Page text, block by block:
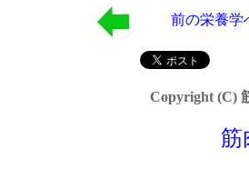
前の栄養学
Copyright (C)
筋